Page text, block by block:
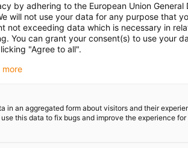
by adhering to the European Union General
will not use your data for any purpose that
not exceeding data which is necessary in
You can grant your consent(s) to use your
"Agree to all".
more
in an aggregated form about visitors and their
this data to fix bugs and improve the experience for